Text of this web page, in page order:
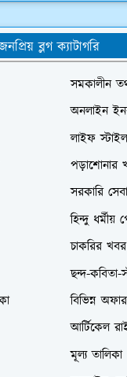
ব্লগ ক্যাটাগরি
সমকালীন
অনলাইন
লাইফ স্টাইল
পড়াশোনার
সরকারি সেবা
হিন্দু ধর্মীয়
চাকরির খবর
ছন্দ-কবিতা-
বিভিন্ন অফার
আর্টিকেল
মূল্য তালিকা